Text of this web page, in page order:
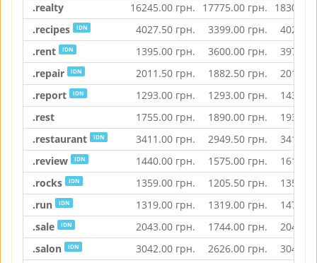
.realty
16245.00 грн. 17775.00 грн.
18304.00
.recipes
IDN 4027.50 грн. 3399.00 грн.
4027.50
.rent
IDN 1395.00 грн. 3600.00 грн.
3971.50
.repair
IDN 2011.50 грн. 1882.50 грн.
2011.50
.report
IDN 1293.00 грн. 1293.00 грн.
1437.50
.rest
1755.00 грн. 1890.00 грн.
1937.50
.restaurant
IDN 3411.00 грн. 2949.50 грн.
3411.00
.review
IDN 1440.00 грн. 1575.00 грн.
1615.50
.rocks
IDN 1359.00 грн. 1205.50 грн.
1359.00
.run
IDN 1319.00 грн. 1319.00 грн.
1470.50
.sale
IDN 2043.00 грн. 1744.00 грн.
2043.00
.salon
IDN 3042.00 грн. 2626.00 грн.
3042.00